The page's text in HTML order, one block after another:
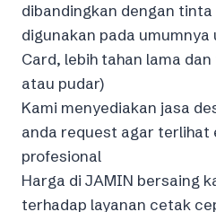
dibandingkan dengan
digunakan pada
Card, lebih tahan lama
atau pudar)
Kami menyediakan jasa
anda request agar terlihat
profesional
Harga di JAMIN bersaing
terhadap layanan cetak